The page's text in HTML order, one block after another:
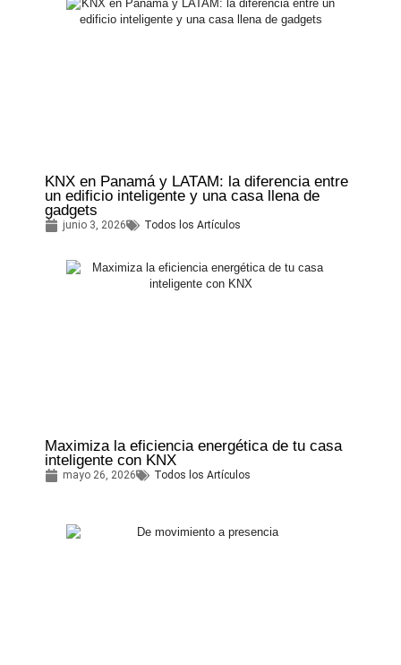
KNX en Panamá y LATAM: la diferencia entre
un edificio inteligente y una casa llena de
gadgets
junio 3, 2026 Todos los Artículos
Maximiza la eficiencia energética de tu casa
inteligente con KNX
mayo 26, 2026 Todos los Artículos